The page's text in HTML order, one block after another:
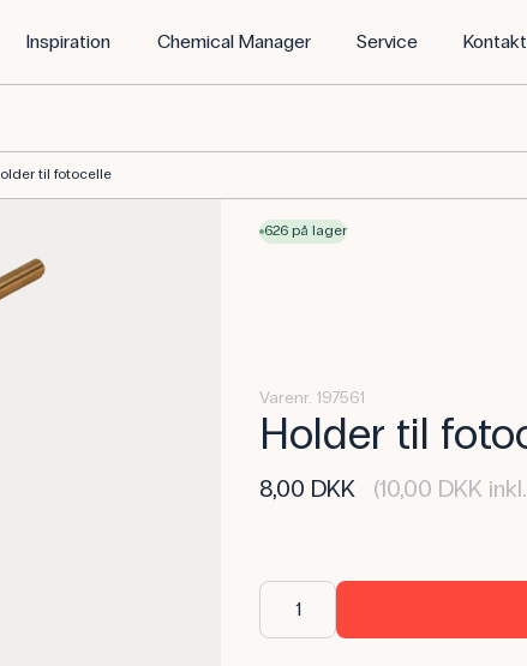
Inspiration Chemical Manager Service Kontakt
til fotocelle
626 på lager
Varenr. 197561
Holder til
8,00 DKK (10,00 DKK